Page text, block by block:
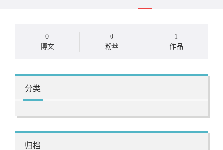
0
博文
0
粉丝
1
作品
分类
归档